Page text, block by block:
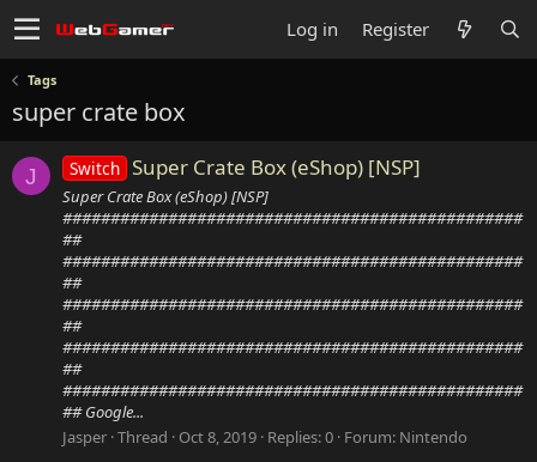
Log in Register
Tags
super crate box
J Switch Super Crate Box (eShop) [NSP]
Super Crate Box (eShop) [NSP]
################################################
##
################################################
##
################################################
##
################################################
##
################################################
## Google...
Jasper Thread Oct 8, 2019 Replies: 0 Forum: Nintendo